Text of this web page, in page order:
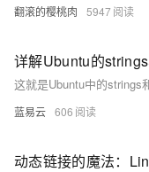
翻滚的樱桃肉 5947
蓝易云 606
动态链接的魔法：